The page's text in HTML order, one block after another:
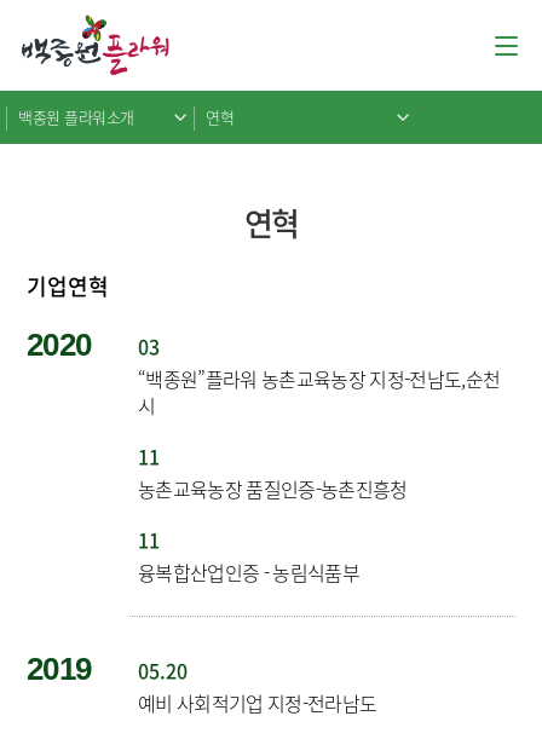
백종원 플라워소개 연혁
연혁
기업연혁
2020
03
“백종원”플라워 농촌교육농장 지정-전남도,순천
시
11
농촌교육농장 품질인증-농촌진흥청
11
융복합산업인증 - 농림식품부
2019
05.20
예비 사회적기업 지정-전라남도